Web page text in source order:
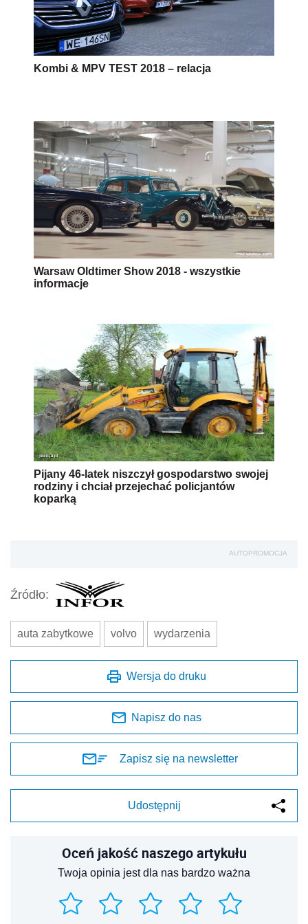
Kombi & MPV TEST 2018 – relacja
Warsaw Oldtimer Show 2018 - wszystkie
informacje
Pijany 46-latek niszczył gospodarstwo swojej
rodziny i chciał przejechać policjantów
koparką
AUTOPROMOCJA
Źródło:
auta zabytkowe volvo wydarzenia
Wersja do druku
Napisz do nas
Zapisz się na newsletter
Udostępnij
Oceń jakość naszego artykułu
Twoja opinia jest dla nas bardzo ważna